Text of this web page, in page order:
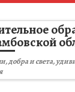
добра и света,